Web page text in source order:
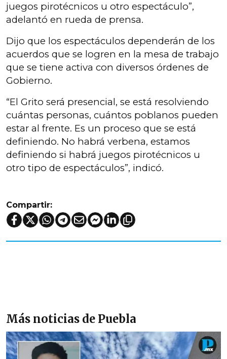
juegos pirotécnicos u otro espectáculo”,
adelantó en rueda de prensa.
Dijo que los espectáculos dependerán de los
acuerdos que se logren en la mesa de trabajo
que se tiene activa con diversos órdenes de
Gobierno.
“El Grito será presencial, se está resolviendo
cuántas personas, cuántos poblanos pueden
estar al frente. Es un proceso que se está
definiendo. No habrá verbena, estamos
definiendo si habrá juegos pirotécnicos u
otro tipo de espectáculos”, indicó.
Compartir:
Más noticias de Puebla